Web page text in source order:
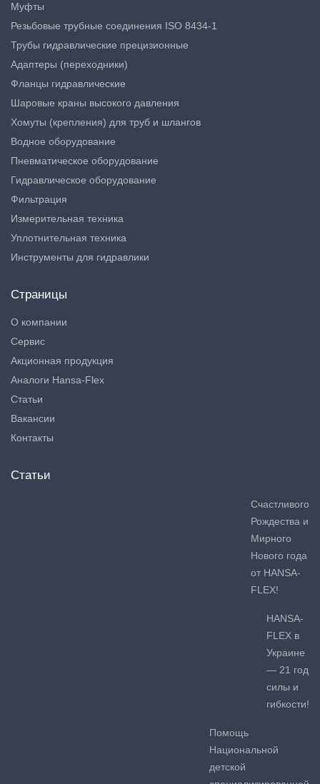
Муфты
Резьбовые трубные соединения ISO 8434-1
Трубы гидравлические прецизионные
Адаптеры (переходники)
Фланцы гидравлические
Шаровые краны высокого давления
Хомуты (крепления) для труб и шлангов
Водное оборудование
Пневматическое оборудование
Гидравлическое оборудование
Фильтрация
Измерительная техника
Уплотнительная техника
Инструменты для гидравлики
Страницы
О компании
Сервис
Акционная продукция
Аналоги Hansa-Flex
Статьи
Вакансии
Контакты
Статьи
Счастливого
Рождества и
Мирного
Нового года
от HANSA-
FLEX!
HANSA-
FLEX в
Украине
— 21 год
силы и
гибкости!
Помощь
Национальной
детской